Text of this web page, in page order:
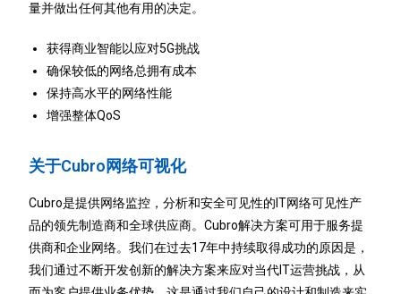
量并做出任何其他有用的决定。
获得商业智能以应对5G挑战
确保较低的网络总拥有成本
保持高水平的网络性能
增强整体QoS
关于Cubro网络可视化
Cubro是提供网络监控，分析和安全可见性的IT网络可见性产
品的领先制造商和全球供应商。Cubro解决方案可用于服务提
供商和企业网络。我们在过去17年中持续取得成功的原因是，
我们通过不断开发创新的解决方案来应对当代IT运营挑战，从